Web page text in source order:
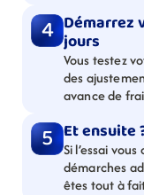
4 Démarrez
jours
Vous testez
des
avance de
5 Et ensuite
Si l’essai
démarches
êtes tout à